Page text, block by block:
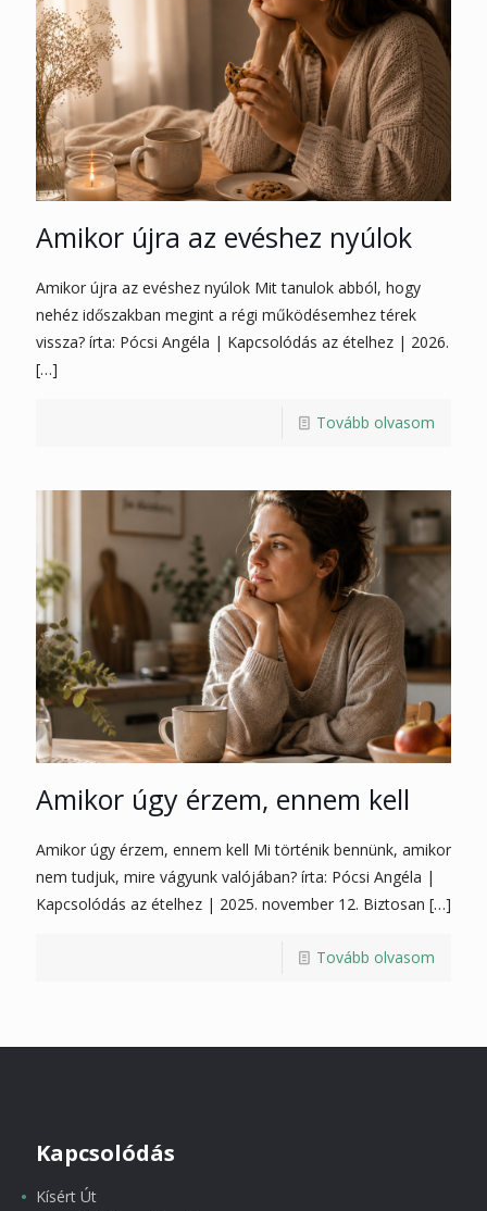
Amikor újra az evéshez nyúlok
Amikor újra az evéshez nyúlok Mit tanulok abból, hogy
nehéz időszakban megint a régi működésemhez térek
vissza? írta: Pócsi Angéla | Kapcsolódás az ételhez | 2026.
[…]
Tovább olvasom
Amikor úgy érzem, ennem kell
Amikor úgy érzem, ennem kell Mi történik bennünk, amikor
nem tudjuk, mire vágyunk valójában? írta: Pócsi Angéla |
Kapcsolódás az ételhez | 2025. november 12. Biztosan […]
Tovább olvasom
Kapcsolódás
Kísért Út